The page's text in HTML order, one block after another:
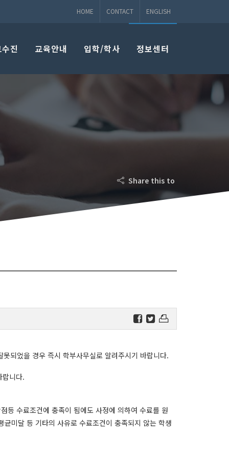
HOME CONTACT ENGLISH
진 교육안내 입학/학사 정보센터
Share this to
되었을 경우 즉시 학부사무실로 알려주시기 바랍니다.
니다.
등 수료조건에 충족이 됨에도 사정에 의하여 수료를 원
미달 등 기타의 사유로 수료조건이 충족되지 않는 학생